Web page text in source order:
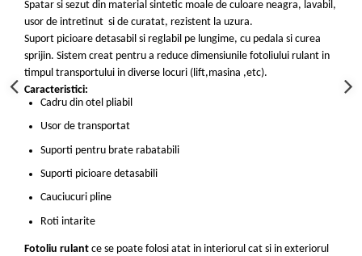
Spatar si sezut din material sintetic moale de culoare neagra, lavabil,
usor de intretinut si de curatat, rezistent la uzura.
Suport picioare detasabil si reglabil pe lungime, cu pedala si curea
sprijin. Sistem creat pentru a reduce dimensiunile fotoliului rulant in
timpul transportului in diverse locuri (lift,masina ,etc).
Caracteristici:
Cadru din otel pliabil
Usor de transportat
Suporti pentru brate rabatabili
Suporti picioare detasabili
Cauciucuri pline
Roti intarite
Fotoliu rulant ce se poate folosi atat in interiorul cat si in exteriorul